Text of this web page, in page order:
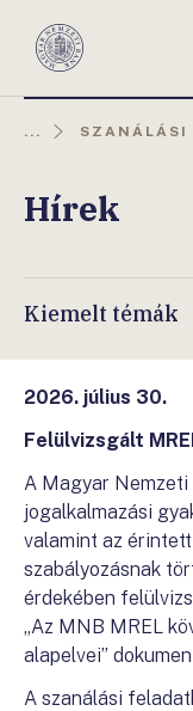
Magyar
... SZANÁLÁSI
Hírek
Kiemelt témák
2026. július 30.
Felülvizsgált
A Magyar Nemzeti
jogalkalmazási
valamint az
szabályozásnak
érdekében
„Az MNB MREL
alapelvei”
A szanálási